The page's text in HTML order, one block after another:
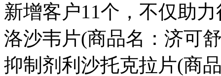
新增客户11个，不仅助
洛沙韦片(商品名：济可
抑制剂利沙托克拉片(商